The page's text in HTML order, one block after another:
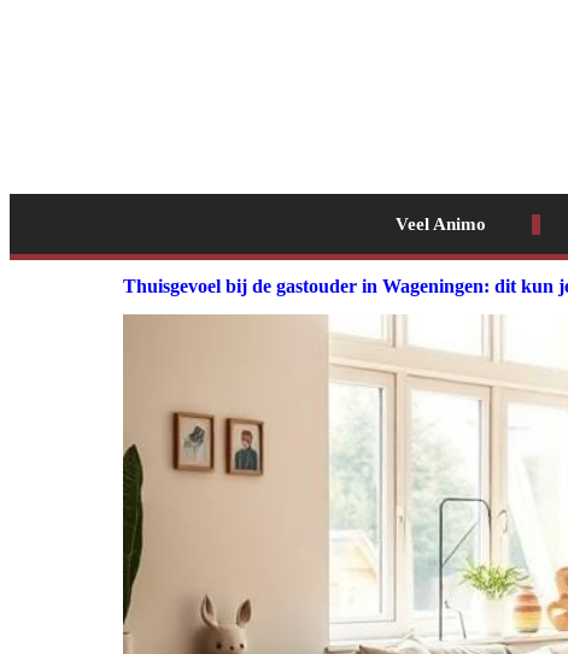
Veel Animo
Thuisgevoel bij de gastouder in Wageningen: dit kun